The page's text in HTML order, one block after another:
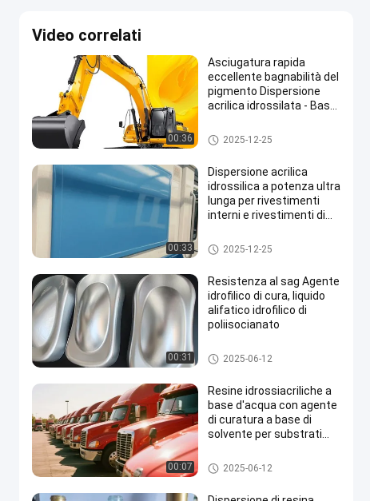
Video correlati
00:36
Asciugatura rapida
eccellente bagnabilità del
pigmento Dispersione
acrilica idrossilata - Base
in metallo/legno
Resina di acrilico dell'idrossile
2025-12-25
00:33
Dispersione acrilica
idrossilica a potenza ultra
lunga per rivestimenti
interni e rivestimenti di
Resina di acrilico dell'idrossile
2025-12-25
00:31
Resistenza al sag Agente
idrofilico di cura, liquido
alifatico idrofilico di
poliisocianato
Resina di acrilico dell'idrossile
2025-06-12
00:07
Resine idrossiacriliche a
base d'acqua con agente
di curatura a base di
solvente per substrati
Resina di acrilico dell'idrossile
2025-06-12